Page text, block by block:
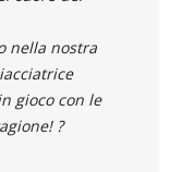
nella nostra
gioco con le
?